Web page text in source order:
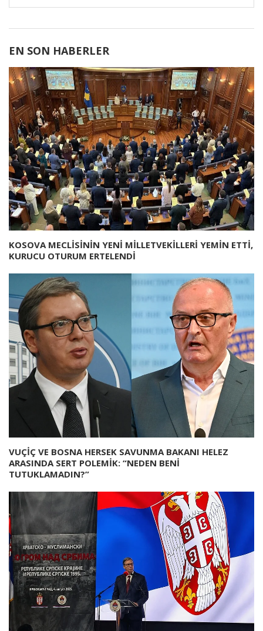
EN SON HABERLER
KOSOVA MECLİSİNİN YENİ MİLLETVEKİLLERİ YEMİN ETTİ,
KURUCU OTURUM ERTELENDİ
VUÇİÇ VE BOSNA HERSEK SAVUNMA BAKANI HELEZ
ARASINDA SERT POLEMİK: “NEDEN BENİ
TUTUKLAMADIN?”